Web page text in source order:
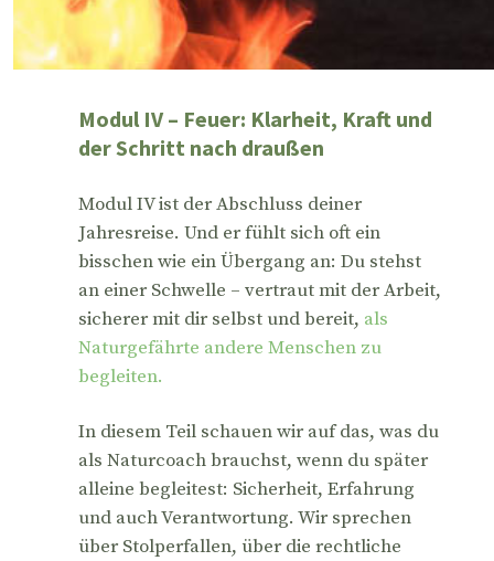
Modul IV – Feuer: Klarheit, Kraft und
der Schritt nach draußen
Modul IV ist der Abschluss deiner
Jahresreise. Und er fühlt sich oft ein
bisschen wie ein Übergang an: Du stehst
an einer Schwelle – vertraut mit der Arbeit,
sicherer mit dir selbst und bereit, als
Naturgefährte andere Menschen zu
begleiten.
In diesem Teil schauen wir auf das, was du
als Naturcoach brauchst, wenn du später
alleine begleitest: Sicherheit, Erfahrung
und auch Verantwortung. Wir sprechen
über Stolperfallen, über die rechtliche